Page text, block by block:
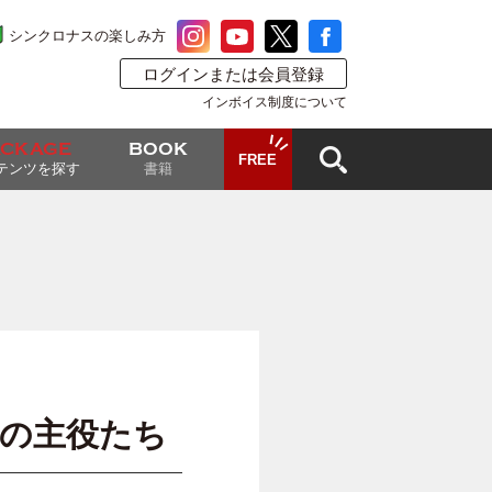
シンクロナスの楽しみ方
ログインまたは会員登録
インボイス制度について
ンツを探す
BOOK
書籍
FREE
主役たち